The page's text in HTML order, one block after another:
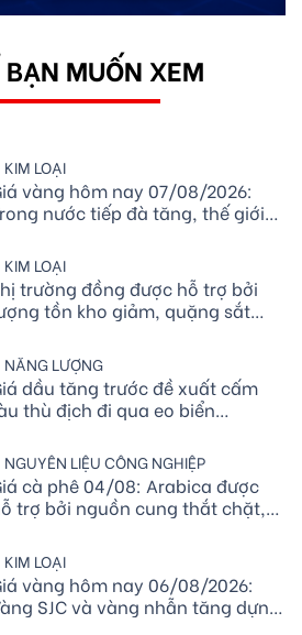
BẠN MUỐN XEM
KIM LOẠI
vàng hôm nay 07/08/2026:
nước tiếp đà tăng, thế giới
KIM LOẠI
trường đồng được hỗ trợ bởi
tồn kho giảm, quặng sắt
thấp nhất trong hơn một năm
NĂNG LƯỢNG
dầu tăng trước đề xuất cấm
thù địch đi qua eo biển
NGUYÊN LIỆU CÔNG NGHIỆP
cà phê 04/08: Arabica được
trợ bởi nguồn cung thắt chặt,
KIM LOẠI
vàng hôm nay 06/08/2026:
SJC và vàng nhẫn tăng dựng